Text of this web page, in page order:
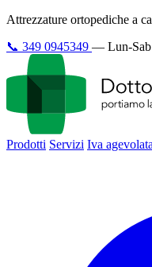
Attrezzature ortopediche a
📞 349 0945349 — Lun-
Prodotti Servizi Iva agevolata